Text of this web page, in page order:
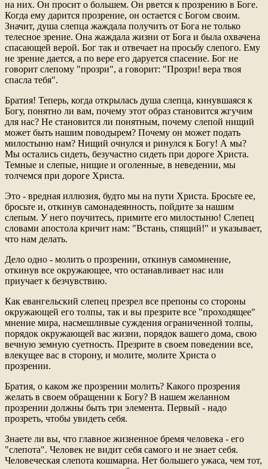
на них. Он просит о большем. Он рвется к прозрению в Боге.
Когда ему дарится прозрение, он остается с Богом своим.
Значит, душа слепца жаждала получить от Бога не только
телесное зрение. Она жаждала жизни от Бога и была охвачена
спасающей верой. Бог так и отвечает на просьбу слепого. Ему
не зрение дается, а по вере его даруется спасение. Бог не
говорит слепому "прозри", а говорит: "Прозри! вера твоя
спасла тебя".
Братия! Теперь, когда открылась душа слепца, кинувшаяся к
Богу, понятно ли вам, почему этот образ становится жгучим
для нас? Не становится ли понятным, почему слепой нищий
может быть нашим поводырем? Почему он может подать
милостыню нам? Нищий очнулся и ринулся к Богу! А мы?
Мы остались сидеть, безучастно сидеть при дороге Христа.
Темные и слепые, нищие и оголенные, в неведении, мы
толчемся при дороге Христа.
Это - вредная иллюзия, будто мы на пути Христа. Бросьте ее,
бросьте и, откинув самонадеянность, пойдите за нашим
слепым. У него поучитесь, примите его милостыню! Слепец
словами апостола кричит нам: "Встань, спящий!" и указывает,
что нам делать.
Дело одно - молить о прозрении, откинув самомнение,
откинув все окружающее, что останавливает нас или
приучает к безчувствию.
Как евангельский слепец презрел все препоны со стороны
окружающей его толпы, так и вы презрите все "проходящее"
мнение мира, насмешливые суждения ограниченной толпы,
порядок окружающей вас жизни, порядок вашего дома, свою
вечную земную суетность. Презрите в своем поведении все,
влекущее вас в сторону, и молите, молите Христа о
прозрении.
Братия, о каком же прозрении молить? Какого прозрения
желать в своем обращении к Богу? В нашем желанном
прозрении должны быть три элемента. Первый - надо
прозреть, чтобы увидеть себя.
Знаете ли вы, что главное жизненное бремя человека - его
"слепота". Человек не видит себя самого и не знает себя.
Человеческая слепота кошмарна. Нет большего ужаса, чем тот,